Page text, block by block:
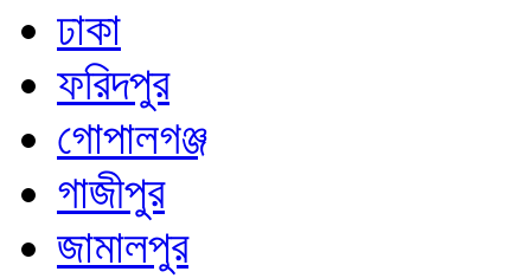
ঢাকা
ফরিদপুর
গোপালগঞ্জ
গাজীপুর
জামালপুর